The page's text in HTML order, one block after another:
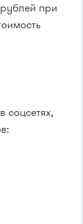
при
соцсетях,